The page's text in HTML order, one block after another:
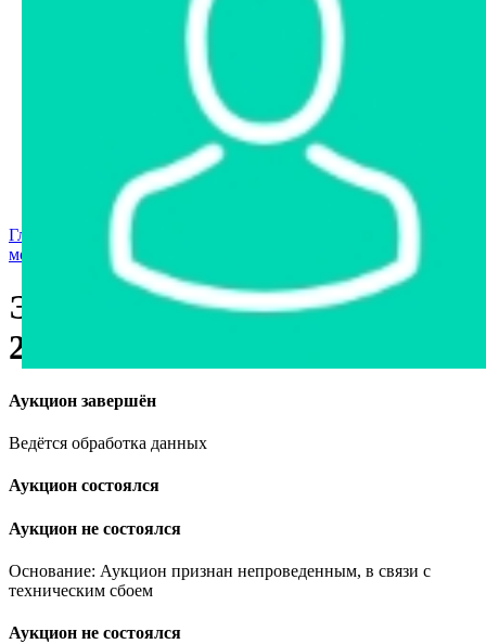
Интернет-магазин
Интернет-витрина
Арестованное имущество
Реестр несостоявшихся торгов
Реестр переоценок
Государственное имущество
Главная страница
мобильности
› Электроскутер BNP Pixel, 2024
Электроскутер BNP Pixel,
2024
Аукцион завершён
Ведётся обработка данных
Аукцион состоялся
Аукцион не состоялся
Основание: Аукцион признан непроведенным, в связи с
техническим сбоем
Аукцион не состоялся